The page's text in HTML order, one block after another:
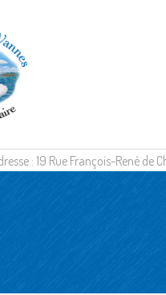
: 19 Rue François-René